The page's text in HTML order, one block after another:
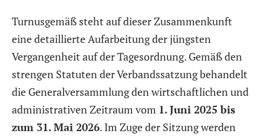
Turnusgemäß steht auf dieser Zusammenkunft
eine detaillierte Aufarbeitung der jüngsten
Vergangenheit auf der Tagesordnung. Gemäß den
strengen Statuten der Verbandssatzung behandelt
die Generalversammlung den wirtschaftlichen und
administrativen Zeitraum vom 1. Juni 2025 bis
zum 31. Mai 2026. Im Zuge der Sitzung werden